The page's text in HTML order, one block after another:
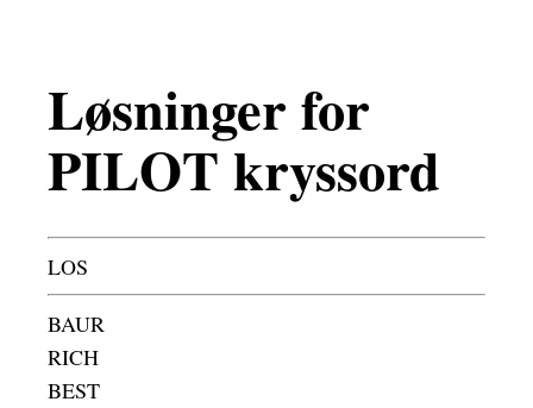
Løsninger for
PILOT kryssord
LOS
BAUR
RICH
BEST